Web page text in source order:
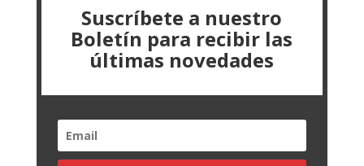
Suscríbete a nuestro
Boletín para recibir las
últimas novedades